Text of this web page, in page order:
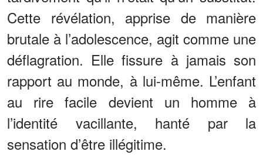
Cette révélation, apprise de manière
brutale à l’adolescence, agit comme une
déflagration. Elle fissure à jamais son
rapport au monde, à lui-même. L’enfant
au rire facile devient un homme à
l’identité vacillante, hanté par la
sensation d’être illégitime.